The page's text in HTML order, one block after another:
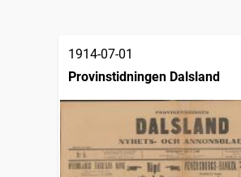
1914-07-01
Provinstidningen Dalsland